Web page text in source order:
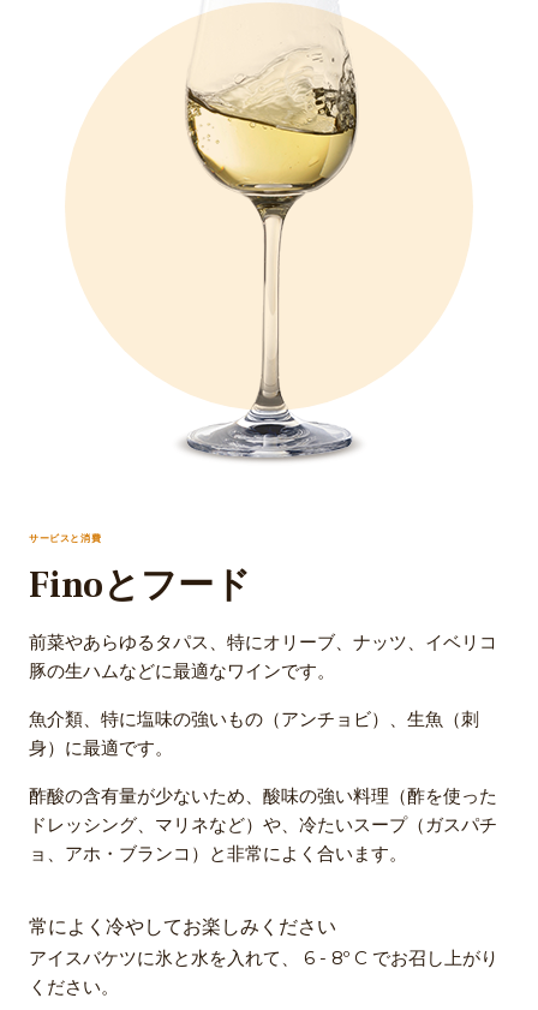
サービスと消費
Finoとフード
前菜やあらゆるタパス、特にオリーブ、ナッツ、イベリコ
豚の生ハムなどに最適なワインです。
魚介類、特に塩味の強いもの（アンチョビ）、生魚（刺
身）に最適です。
酢酸の含有量が少ないため、酸味の強い料理（酢を使った
ドレッシング、マリネなど）や、冷たいスープ（ガスパチ
ョ、アホ・ブランコ）と非常によく合います。
常によく冷やしてお楽しみください
アイスバケツに氷と水を入れて、 6 - 8º C でお召し上がり
ください。